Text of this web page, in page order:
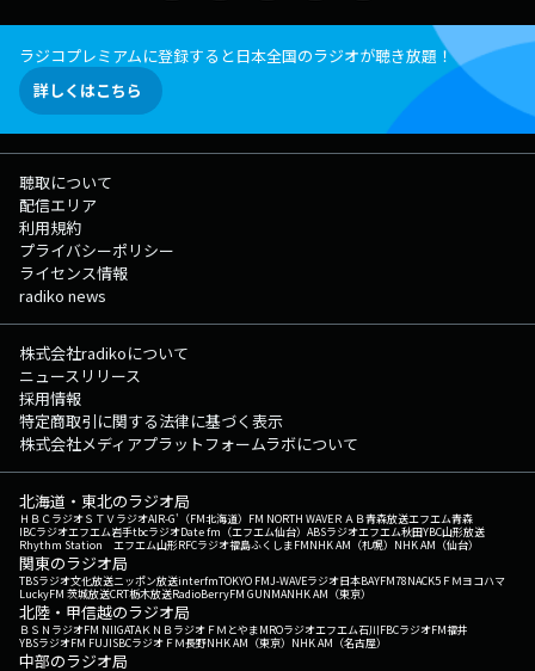
ラジコプレミアムに登録すると日本全国のラジオが聴き放題！
詳しくはこちら
聴取について
配信エリア
利用規約
プライバシーポリシー
ライセンス情報
radiko news
株式会社radikoについて
ニュースリリース
採用情報
特定商取引に関する法律に基づく表示
株式会社メディアプラットフォームラボについて
北海道・東北のラジオ局
ＨＢＣラジオＳＴＶラジオAIR-G'（FM北海道） FM NORTH WAVEＲＡＢ青森放送エフエム青森
IBCラジオエフエム岩手tbcラジオDate fm（エフエム仙台） ABSラジオエフエム秋田YBC山形放送
Rhythm Station エフエム山形RFCラジオ福島ふくしまFMNHK AM（札幌） NHK AM（仙台）
関東のラジオ局
TBSラジオ文化放送ニッポン放送interfmTOKYO FMJ-WAVEラジオ日本BAYFM78NACK5 ＦＭヨコハマ
LuckyFM 茨城放送CRT栃木放送RadioBerryFM GUNMANHK AM（東京）
北陸・甲信越のラジオ局
ＢＳＮラジオFM NIIGATAＫＮＢラジオ ＦＭとやまMROラジオエフエム石川FBCラジオFM福井
YBSラジオFM FUJISBCラジオ ＦＭ長野NHK AM（東京） NHK AM（名古屋）
中部のラジオ局